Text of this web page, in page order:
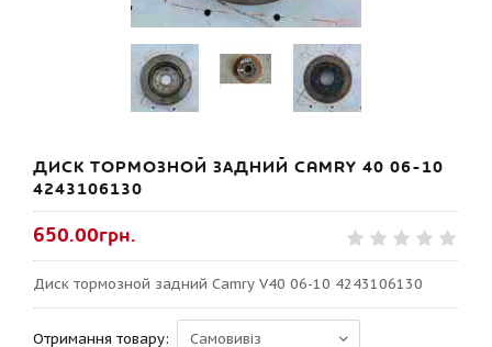
ДИСК ТОРМОЗНОЙ ЗАДНИЙ CAMRY 40 06-10
4243106130
650.00грн.
Диск тормозной задний Camry V40 06-10 4243106130
Отримання товару: